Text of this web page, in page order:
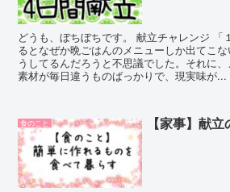
どうも、ぼちぼちです。 献立チャレンジ 「
るとなぜか晩ごはんのメニューしか出てこ
うしてるんだろうと不思議でした。それに
素材が毎日違うものばっかりで、現実味が...
食のこと 【家事】献